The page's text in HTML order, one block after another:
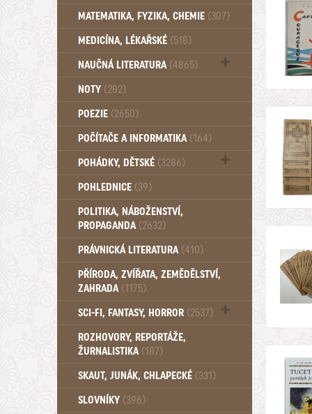
MATEMATIKA, FYZIKA, CHEMIE (307)
MEDICÍNA, LÉKAŘSKÉ (518)
NAUČNÁ LITERATURA (4865)
Zdraví a zdraví životní styl (510)
NOTY (282)
POEZIE (2650)
POČÍTAČE A INFORMATIKA (164)
POHÁDKY, DĚTSKÉ (3286)
Pro děti a mládež (2882)
Pohádky, Dětské - Od roku 1949 (257)
POHLEDNICE (39)
POLITIKA, NÁBOŽENSTVÍ,
PROPAGANDA (2632)
PRÁVNICKÁ LITERATURA (410)
PŘÍRODA, ZVÍŘATA, ZEMĚDĚLSTVÍ,
ZAHRADA (1175)
SCI-FI, FANTASY, HORROR (2537)
UFO (14)
ROZHOVORY, REPORTÁŽE,
ŽURNALISTIKA (187)
SKAUT, JUNÁK, CHLAPECKÉ (331)
SLOVNÍKY (396)